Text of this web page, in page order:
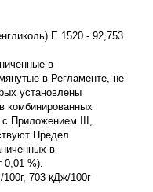
E 1520 - 92,753
в
в Регламенте, не
установлены
комбинированных
с Приложением III,
Предел
в
0,01 %).
100г, 703 кДж/100г